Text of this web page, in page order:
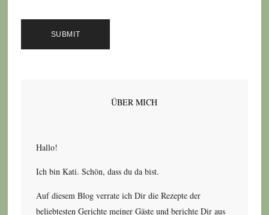
ÜBER MICH
Hallo!
Ich bin Kati. Schön, dass du da bist.
Auf diesem Blog verrate ich Dir die Rezepte der
beliebtesten Gerichte meiner Gäste und berichte Dir aus